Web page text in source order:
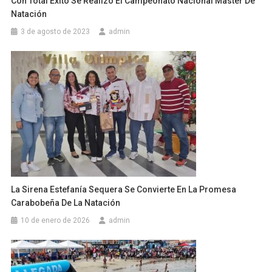
Natación
3 de agosto de 2023 admin
La Sirena Estefanía Sequera Se Convierte En La Promesa
Carabobeña De La Natación
10 de enero de 2026 admin